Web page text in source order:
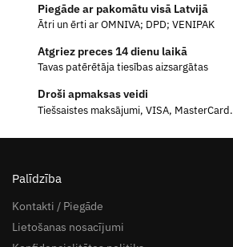
Piegāde ar pakomātu visā Latvijā
Ātri un ērti ar OMNIVA; DPD; VENIPAK
Atgriez preces 14 dienu laikā
Tavas patērētāja tiesības aizsargātas
Droši apmaksas veidi
Tiešsaistes maksājumi, VISA, MasterCard.
Palīdzība
Kontakti / Piegāde
Lietošanas nosacījumi